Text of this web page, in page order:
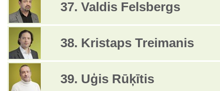
37. Valdis Felsbergs
38. Kristaps Treimanis
39. Uģis Rūķītis